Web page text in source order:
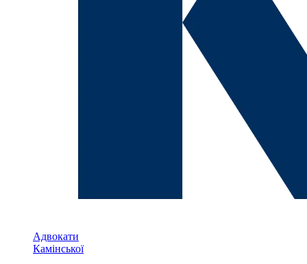
Адвокати
Камінської